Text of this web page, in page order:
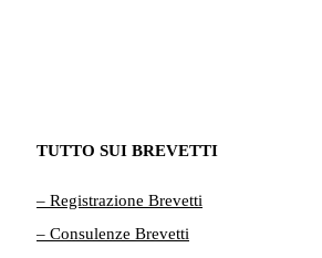
TUTTO SUI BREVETTI
– Registrazione Brevetti
– Consulenze Brevetti